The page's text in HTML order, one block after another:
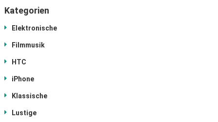
Kategorien
Elektronische
Filmmusik
HTC
iPhone
Klassische
Lustige